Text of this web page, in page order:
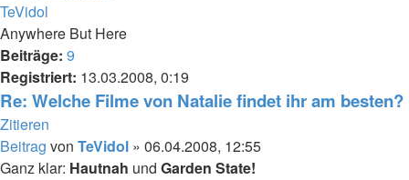
TeVidol
Anywhere But Here
Beiträge: 9
Registriert: 13.03.2008, 0:19
Re: Welche Filme von Natalie findet ihr am besten?
Zitieren
Beitrag von TeVidol » 06.04.2008, 12:55
Ganz klar: Hautnah und Garden State!